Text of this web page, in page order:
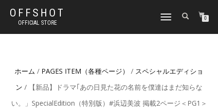
OFFSHOT
OFFICIAL STORE
ナ
ゲ
ン
り
替
0
ホーム / PAGES ITEM（各種ページ） / スペシャルエディショ
ン / 【新品】ドラマ｢あの日見た花の名前を僕達はまだ知らな
い。」SpecialEdition（特別版）#浜辺美波 掲載2ページ＜PG1＞